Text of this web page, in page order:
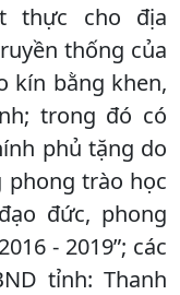
thực cho địa
thống của
kín bằng khen,
trong đó có
phủ tặng do
phong trào học
đức, phong
- 2019”; các
tỉnh: Thanh